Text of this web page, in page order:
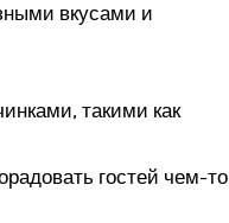
вкусами и
такими как
гостей чем-то